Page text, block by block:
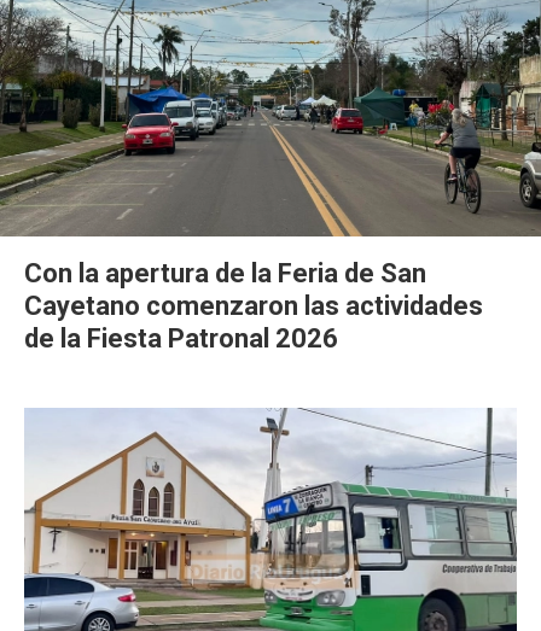
Con la apertura de la Feria de San
Cayetano comenzaron las actividades
de la Fiesta Patronal 2026